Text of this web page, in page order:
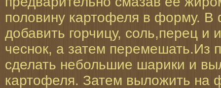
половину картофеля в форму.
добавить горчицу, соль,перец и
чеснок, а затем перемешать.Из
сделать небольшие шарики и
картофеля. Затем выложить на